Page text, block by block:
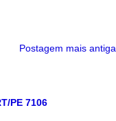
Postagem mais antiga
PE 7106